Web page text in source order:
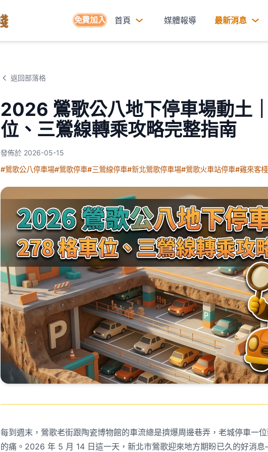
免費加入 首頁 媒體報導 最新消息
返回部落格
2026 鶯歌公八地下停車場動土
位、三鶯線轉乘攻略完整指南
發佈於 2026-05-15
#鶯歌公八停車場#鶯歌停車#三鶯線停車#新北鶯歌停車場#鶯歌火車站停車#雞來客棧
每到週末，鶯歌老街跟陶瓷博物館的車流總是擠爆周邊巷弄，老城停車一
的痛。2026 年 5 月 14 日這一天，新北市鶯歌迎來地方期盼已久的好消